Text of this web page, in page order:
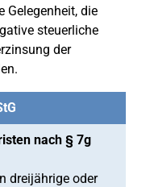
Gelegenheit, die
steuerliche
der
nach § 7g
dreijährige oder